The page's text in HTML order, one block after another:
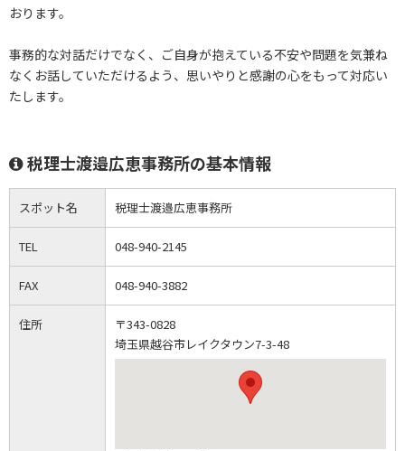
おります。
事務的な対話だけでなく、ご自身が抱えている不安や問題を気兼ね
なくお話していただけるよう、思いやりと感謝の心をもって対応い
たします。
税理士渡邉広恵事務所の基本情報
スポット名 税理士渡邉広恵事務所
TEL 048-940-2145
FAX 048-940-3882
住所
〒343-0828
埼玉県越谷市レイクタウン7-3-48